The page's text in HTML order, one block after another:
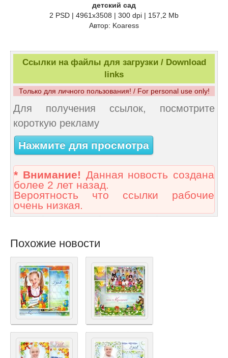
детский сад
2 PSD | 4961x3508 | 300 dpi | 157,2 Mb
Автор: Koaress
Ссылки на файлы для загрузки / Download
links
Только для личного пользования! / For personal use only!
Для получения ссылок, посмотрите
короткую рекламу
Нажмите для просмотра
* Внимание! Данная новость создана
более 2 лет назад.
Вероятность что ссылки рабочие
очень низкая.
Похожие новости